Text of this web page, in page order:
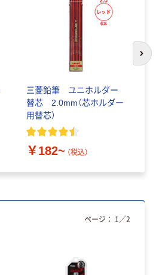
三菱鉛筆 ユニホルダー
替芯 2.0mm（芯ホルダー
用替芯）
￥182~ （税込）
次
ページ： 1 ／2